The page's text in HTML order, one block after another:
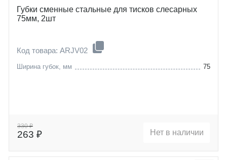
Губки сменные стальные для тисков слесарных
75мм, 2шт
Код товара: ARJV02
Ширина губок, мм 75
330 ₽
263 ₽ Нет в наличии